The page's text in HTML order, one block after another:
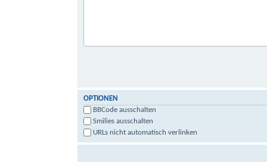
OPTIONEN
BBCode ausschalten
Smilies ausschalten
URLs nicht automatisch verlinken